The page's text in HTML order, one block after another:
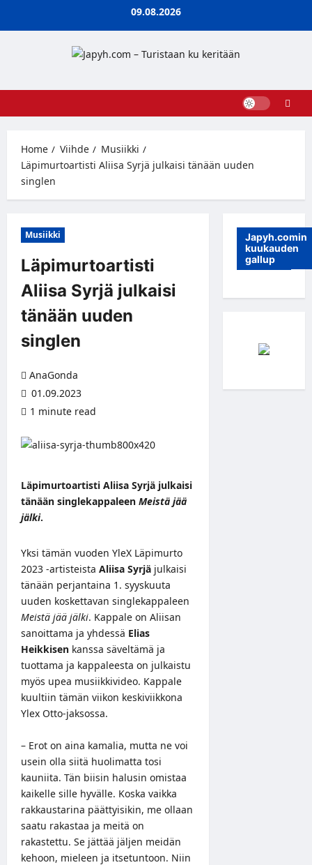
09.08.2026
Home Viihde
Musiikki
Läpimurtoartisti Aliisa Syrjä julkaisi tänään uuden
singlen
Musiikki
Läpimurtoartisti
Aliisa Syrjä julkaisi
tänään uuden
singlen
AnaGonda
01.09.2023
1 minute read
Läpimurtoartisti Aliisa Syrjä julkaisi
tänään singlekappaleen Meistä jää
jälki.
Yksi tämän vuoden YleX Läpimurto
2023 -artisteista Aliisa Syrjä julkaisi
tänään perjantaina 1. syyskuuta
uuden koskettavan singlekappaleen
Meistä jää jälki. Kappale on Aliisan
sanoittama ja yhdessä Elias
Heikkisen kanssa säveltämä ja
tuottama ja kappaleesta on julkaistu
myös upea musiikkivideo. Kappale
kuultiin tämän viikon keskiviikkona
Ylex Otto-jaksossa.
– Erot on aina kamalia, mutta ne voi
usein olla siitä huolimatta tosi
kauniita. Tän biisin halusin omistaa
kaikelle sille hyvälle. Koska vaikka
rakkaustarina päättyisikin, me ollaan
saatu rakastaa ja meitä on
rakastettu. Se jättää jäljen meidän
kehoon, mieleen ja itsetuntoon. Niin
Japyh.comin
kuukauden
gallup